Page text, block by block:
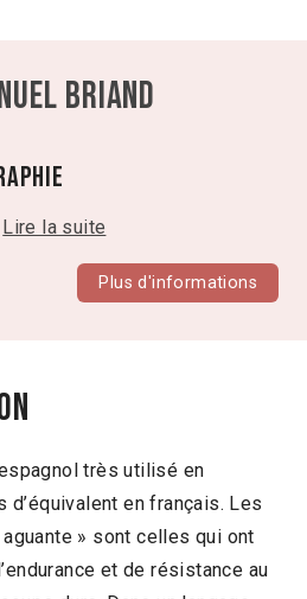
Briand
Lire la suite
Plus d'informations
très utilisé en
d’équivalent en français. Les
» sont celles qui ont
et de résistance au